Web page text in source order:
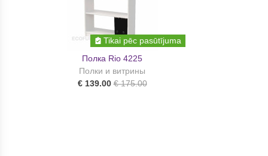
Tikai pēc pasūtījuma
Полка Rio 4225
Полки и витрины
€ 139.00 € 175.00